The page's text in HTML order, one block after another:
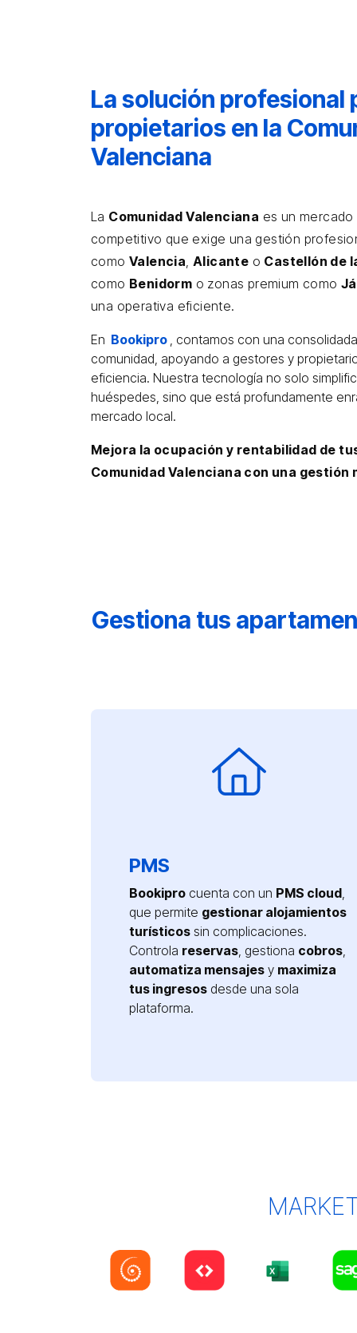
La solución profesional
propietarios en la
Valenciana
La Comunidad Valenciana es un
competitivo que exige una gestión
como Valencia,Alicante o Castellón de
como Benidorm o zonas premium como
una operativa eficiente.
En Bookipro , contamos con una
comunidad, apoyando a gestores y
eficiencia. Nuestra tecnología no solo
huéspedes, sino que está profundamente
mercado local.
Mejora la ocupación y rentabilidad de
Comunidad Valenciana con una gestión
Gestiona tus
PMS
Bookipro cuenta con un PMS cloud,
que permite gestionar alojamientos
turísticos sin complicaciones.
Controla reservas, gestiona cobros,
automatiza mensajes y maximiza
tus ingresos desde una sola
plataforma.